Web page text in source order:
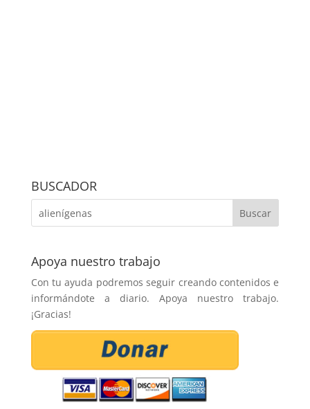
BUSCADOR
Apoya nuestro trabajo
Con tu ayuda podremos seguir creando contenidos e
informándote a diario. Apoya nuestro trabajo.
¡Gracias!